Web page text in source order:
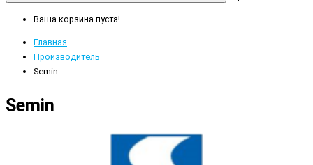
Ваша корзина пуста!
Главная
Производитель
Semin
Semin